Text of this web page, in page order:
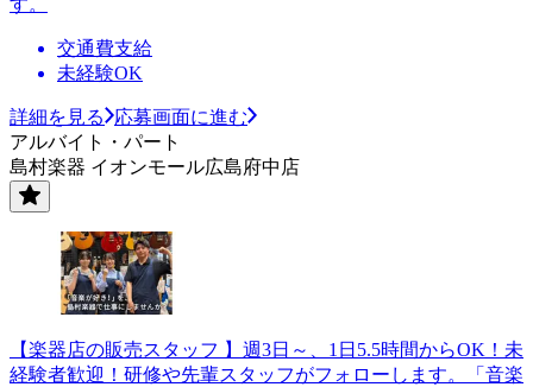
交通費支給
未経験OK
詳細を見る
応募画面に進む
アルバイト・パート
島村楽器 イオンモール広島府中店
【楽器店の販売スタッフ 】週3日～、1日5.5時間からOK！未
経験者歓迎！研修や先輩スタッフがフォローします。「音楽